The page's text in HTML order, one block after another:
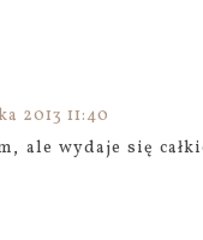
2013 11:40
ale wydaje się